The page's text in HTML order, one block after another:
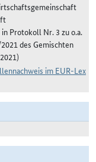
Protokoll Nr. 3 zu o.a.
des Gemischten
im EUR-Lex